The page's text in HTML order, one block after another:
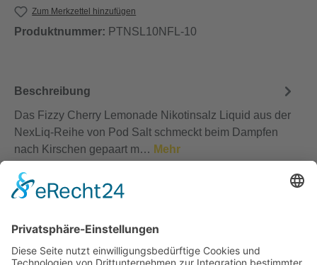
Zum Merkzettel hinzufügen
Produktnummer: PTNSL10NFL-10
Beschreibung
Das Fizzy Cherry Lemonade Nikotinsalz Liquid aus der
NexLiq-Reihe von Pod Salt schmeckt beim Dampfen
nach Kirschen gepaart m… Mehr
Bewertungen
Service-Hotline